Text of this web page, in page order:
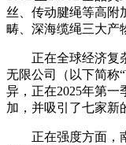
丝、传动腱绳等高附
畴、深海缆绳三大产
正在全球经济复杂
无限公司（以下简称
异，正在2025年第
加，并吸引了七家新
正在强度方面，南